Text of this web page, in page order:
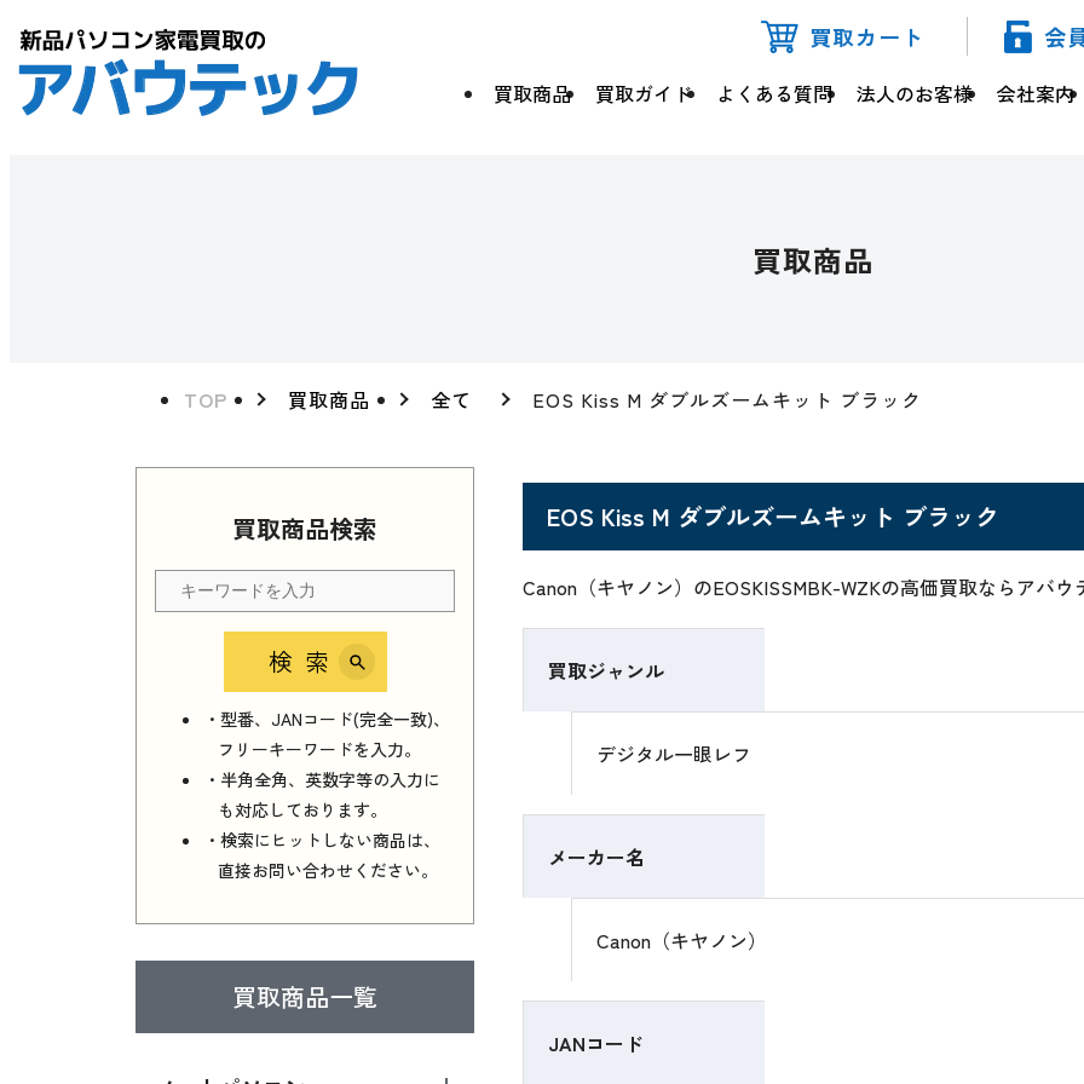
買取カート 会
買取商品 買取ガイド よくある質問 法人のお客様 会社案内
買取商品
TOP 買取商品 全て EOS Kiss M ダブルズームキット ブラック
買取商品検索
検索
・型番、JANコード(完全一致)、
フリーキーワードを入力。
・半角全角、英数字等の入力に
も対応しております。
・検索にヒットしない商品は、
直接お問い合わせください。
買取商品一覧
EOS Kiss M ダブルズームキット ブラック
Canon（キヤノン）のEOSKISSMBK-WZKの高価買取ならアバウ
買取ジャンル
デジタル一眼レフ
メーカー名
Canon（キヤノン）
JANコード